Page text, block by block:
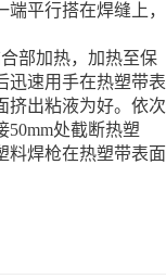
端平行搭在焊缝上，
部加热，加热至保
迅速用手在热塑带表
挤出粘液为好。依次
处截断热塑
料焊枪在热塑带表面